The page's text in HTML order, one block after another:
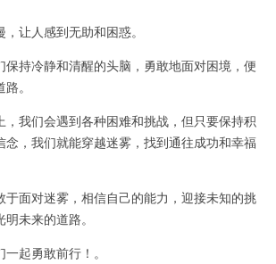
让人感到无助和困惑。
持冷静和清醒的头脑，勇敢地面对困境，便
。
我们会遇到各种困难和挑战，但只要保持积
念，我们就能穿越迷雾，找到通往成功和幸福
面对迷雾，相信自己的能力，迎接未知的挑
未来的道路。
起勇敢前行！。